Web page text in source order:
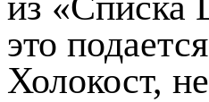
это
Холокост,